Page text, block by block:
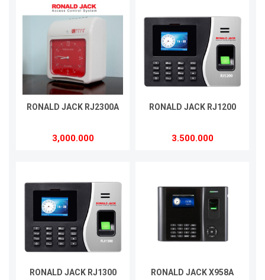
RONALD JACK RJ2300A
3,000.000
RONALD JACK RJ1200
3.500.000
RONALD JACK RJ1300 RONALD JACK X958A